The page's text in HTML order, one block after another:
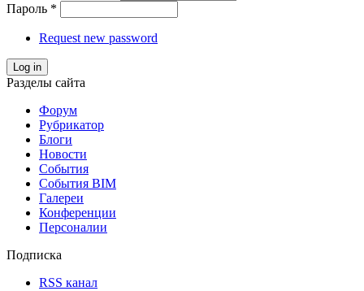
Пароль *
Request new password
Log in
Разделы сайта
Форум
Рубрикатор
Блоги
Новости
События
События BIM
Галереи
Конференции
Персоналии
Подписка
RSS канал